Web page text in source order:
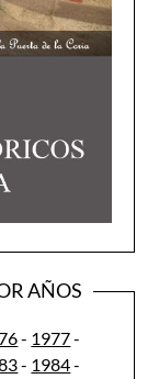
AÑOS
- 1977-
- 1984-